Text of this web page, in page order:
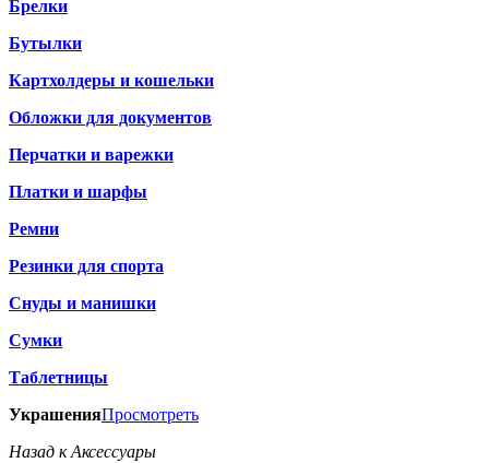
Брелки
Бутылки
Картхолдеры и кошельки
Обложки для документов
Перчатки и варежки
Платки и шарфы
Ремни
Резинки для спорта
Снуды и манишки
Сумки
Таблетницы
УкрашенияПросмотреть
Назад к Аксессуары